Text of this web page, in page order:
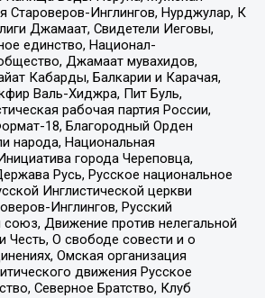
Староверов-Инглингов, Нурджулар, К
Джамаат, Свидетели Иеговы,
единство, Национал-
Джамаат мувахидов,
Кабарды, Балкарии и Карачая,
Валь-Хиджра, Пит Буль,
рабочая партия России,
18, Благородный Орден
народа, Национальная
города Череповца,
Русь, Русское национальное
Инглистической церкви
Инглингов, Русский
Движение против нелегальной
Честь, О свободе совести и о
Омская организация
движения Русское
Северное Братство, Клуб